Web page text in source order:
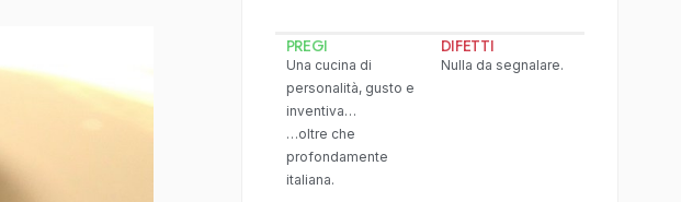
PREGI
Una cucina di
personalità, gusto e
inventiva…
…oltre che
profondamente
italiana.
DIFETTI
Nulla da segnalare.